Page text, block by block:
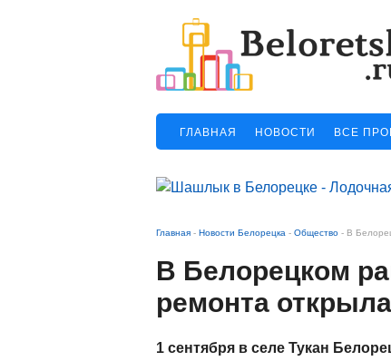
ГЛАВНАЯ НОВОСТИ ВСЕ
Главная - Новости Белорецка - Общество - В
В Белорецком
ремонта
1 сентября в селе Тукан